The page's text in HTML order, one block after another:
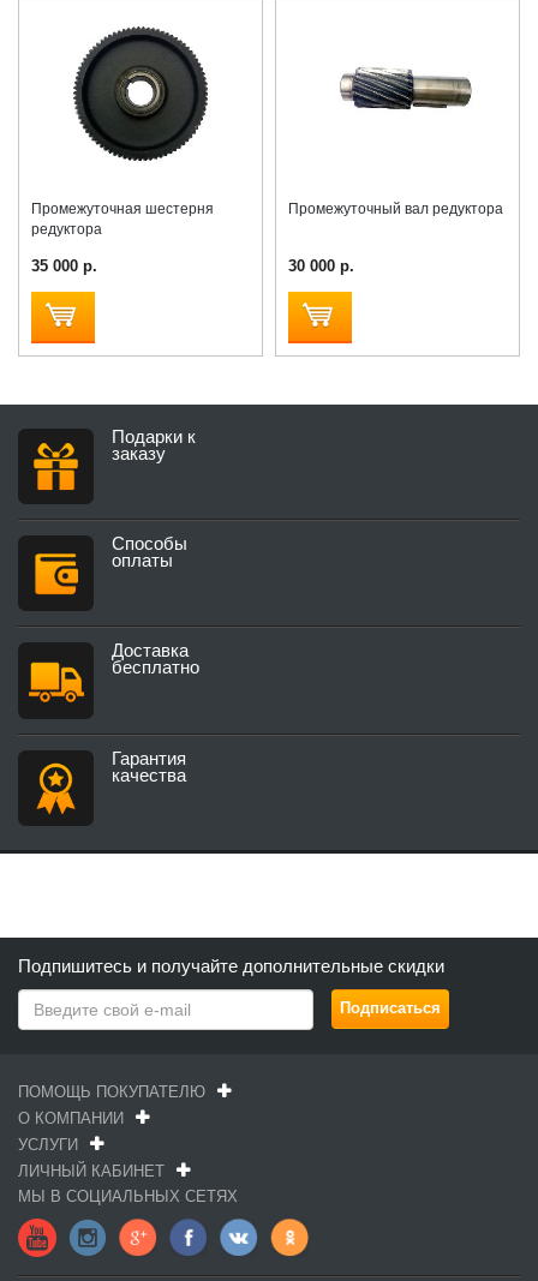
Промежуточная шестерня
редуктора
35 000 р.
Промежуточный вал редуктора
30 000 р.
Подарки к
заказу
Способы
оплаты
Доставка
бесплатно
Гарантия
качества
Подпишитесь и получайте дополнительные скидки
ПОМОЩЬ ПОКУПАТЕЛЮ
О КОМПАНИИ
УСЛУГИ
ЛИЧНЫЙ КАБИНЕТ
МЫ В СОЦИАЛЬНЫХ СЕТЯХ